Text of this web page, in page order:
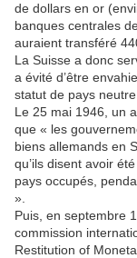
de dollars en or
banques centrales
auraient transféré
La Suisse a donc
a évité d’être
statut de pays neutre.
Le 25 mai 1946, un
que « les
biens allemands en
qu’ils disent avoir
pays occupés,
».
Puis, en septembre
commission
Restitution of